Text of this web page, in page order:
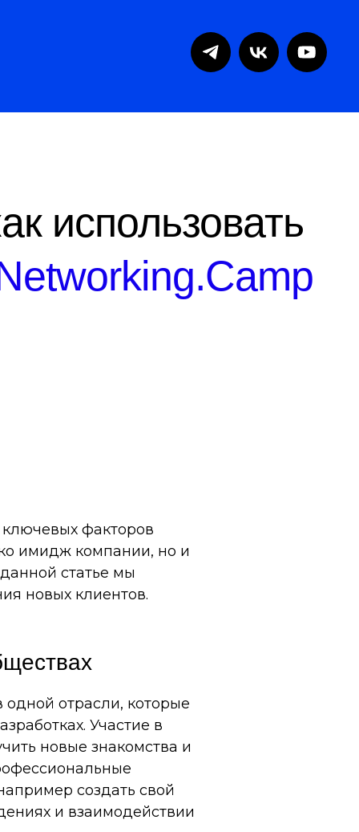
использовать
факторов
имидж компании, но и
статье мы
новых клиентов.
отрасли, которые
Участие в
новые знакомства и
создать свой
и взаимодействии